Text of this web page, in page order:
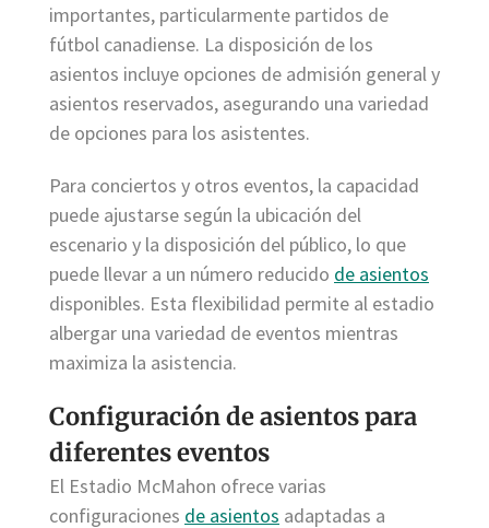
importantes, particularmente partidos de
fútbol canadiense. La disposición de los
asientos incluye opciones de admisión general y
asientos reservados, asegurando una variedad
de opciones para los asistentes.
Para conciertos y otros eventos, la capacidad
puede ajustarse según la ubicación del
escenario y la disposición del público, lo que
puede llevar a un número reducido de asientos
disponibles. Esta flexibilidad permite al estadio
albergar una variedad de eventos mientras
maximiza la asistencia.
Configuración de asientos para
diferentes eventos
El Estadio McMahon ofrece varias
configuraciones de asientos adaptadas a